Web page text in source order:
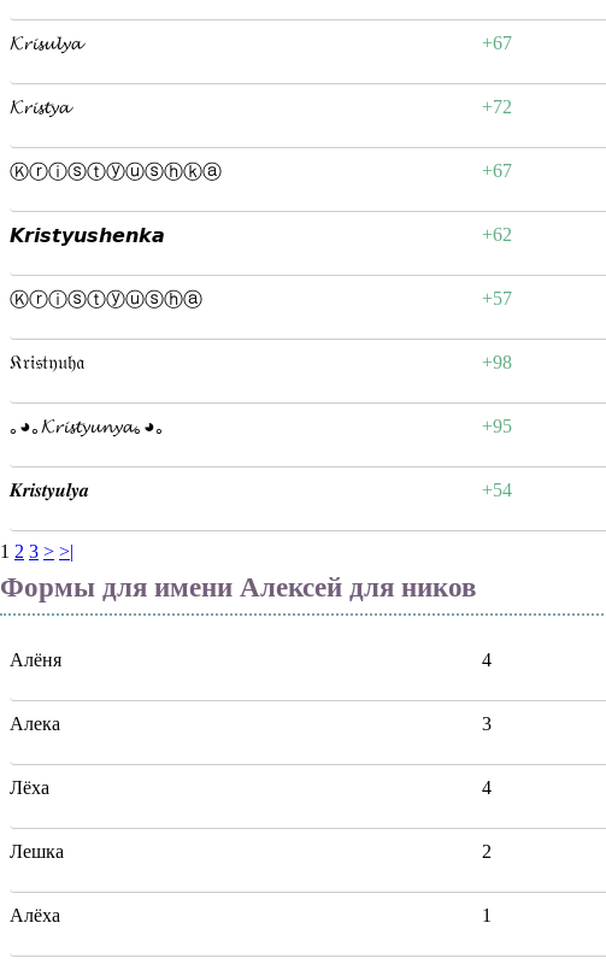
𝓚𝓻𝓲𝓼𝓾𝓵𝔂𝓪 +67
𝓚𝓻𝓲𝓼𝓽𝔂𝓪 +72
Ⓚⓡⓘⓢⓣⓨⓤⓢⓗⓚⓐ +67
𝙆𝙧𝙞𝙨𝙩𝙮𝙪𝙨𝙝𝙚𝙣𝙠𝙖 +62
Ⓚⓡⓘⓢⓣⓨⓤⓢⓗⓐ +57
𝔎𝔯𝔦𝔰𝔱𝔶𝔲𝔥𝔞 +98
｡◕｡𝓚𝓻𝓲𝓼𝓽𝔂𝓾𝓷𝔂𝓪｡◕｡ +95
𝑲𝒓𝒊𝒔𝒕𝒚𝒖𝒍𝒚𝒂 +54
1 2 3 > >|
Формы для имени Алексей для ников
Алёня 4
Алека 3
Лёха 4
Лешка 2
Алёха 1